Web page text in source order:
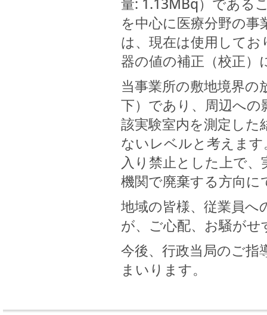
を中心に医療分野の
は、現在は使用して
器の値の補正（校正
当事業所の敷地境界
下）であり、周辺へ
該実験室内を測定し
ないレベルと考えま
入り禁止とした上で
機関で廃棄する方向
地域の皆様、従業員
が、ご心配、お騒が
今後、行政当局のご指
まいります。